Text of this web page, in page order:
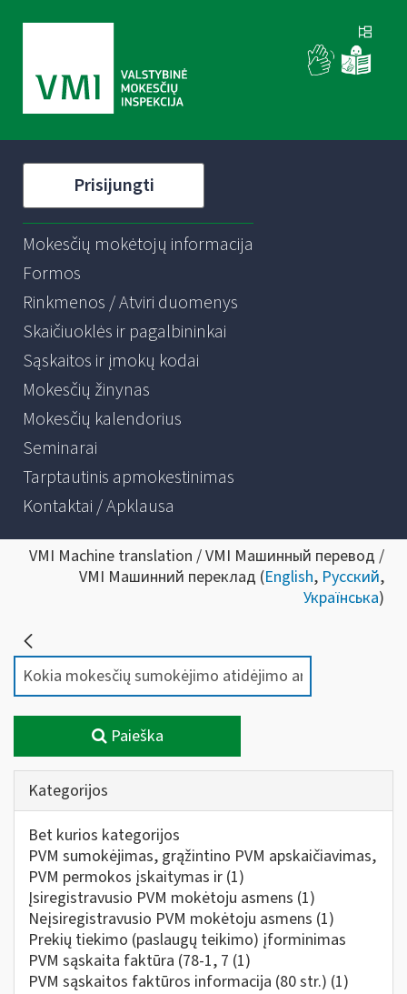
Prisijungti
Mokesčių mokėtojų informacija
Formos
Rinkmenos / Atviri duomenys
Skaičiuoklės ir pagalbininkai
Sąskaitos ir įmokų kodai
Mokesčių žinynas
Mokesčių kalendorius
Seminarai
Tarptautinis apmokestinimas
Kontaktai / Apklausa
VMI Machine translation / VMI Машинный перевод /
VMI Машинний переклад (English, Русский,
Українська)
Paieška
Kategorijos
Bet kurios kategorijos
PVM sumokėjimas, grąžintino PVM apskaičiavimas,
PVM permokos įskaitymas ir (1)
Įsiregistravusio PVM mokėtoju asmens (1)
Neįsiregistravusio PVM mokėtoju asmens (1)
Prekių tiekimo (paslaugų teikimo) įforminimas
PVM sąskaita faktūra (78-1, 7 (1)
PVM sąskaitos faktūros informacija (80 str.) (1)